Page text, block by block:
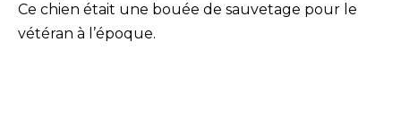
Ce chien était une bouée de sauvetage pour le
vétéran à l’époque.